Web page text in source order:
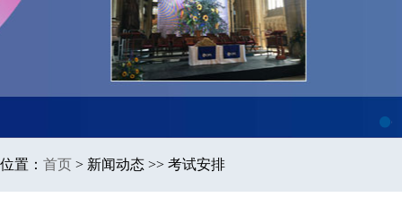
1
位置： 首页 > 新闻动态 >> 考试安排